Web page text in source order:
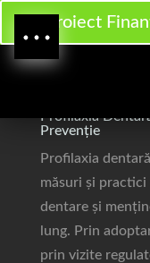
Proiect
Profilaxie
Profilaxia
Prevenție
Profilaxia
măsuri și
dentare și
lung. Prin
prin vizite